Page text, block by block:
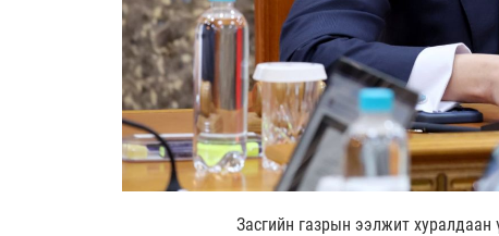
Засгийн газрын ээлжит